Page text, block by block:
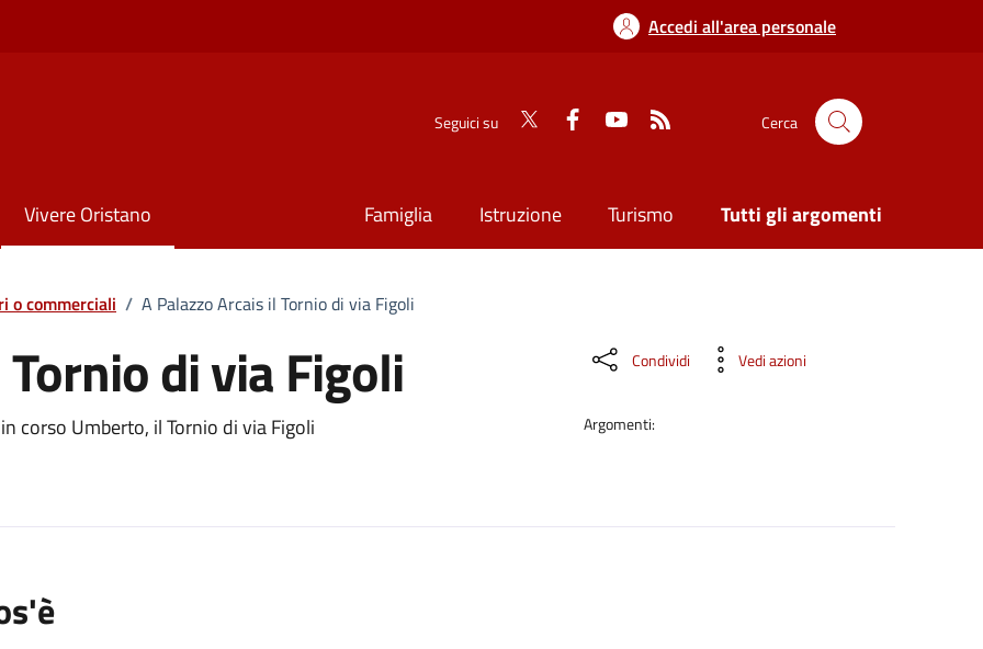
Accedi all'area personale
Seguici su Cerca
Vivere Oristano Famiglia Istruzione Turismo Tutti gli argomenti
o commerciali / A Palazzo Arcais il Tornio di via Figoli
di via Figoli
corso Umberto, il Tornio di via Figoli
Condividi Vedi azioni
Argomenti: